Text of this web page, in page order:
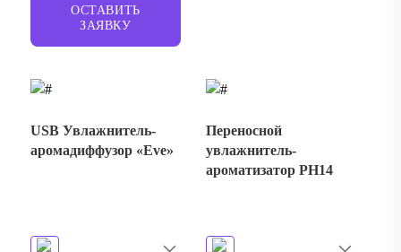
ОСТАВИТЬ
ЗАЯВКУ
USB Увлажнитель-
аромадиффузор «Eve»
Переносной
увлажнитель-
ароматизатор PH14